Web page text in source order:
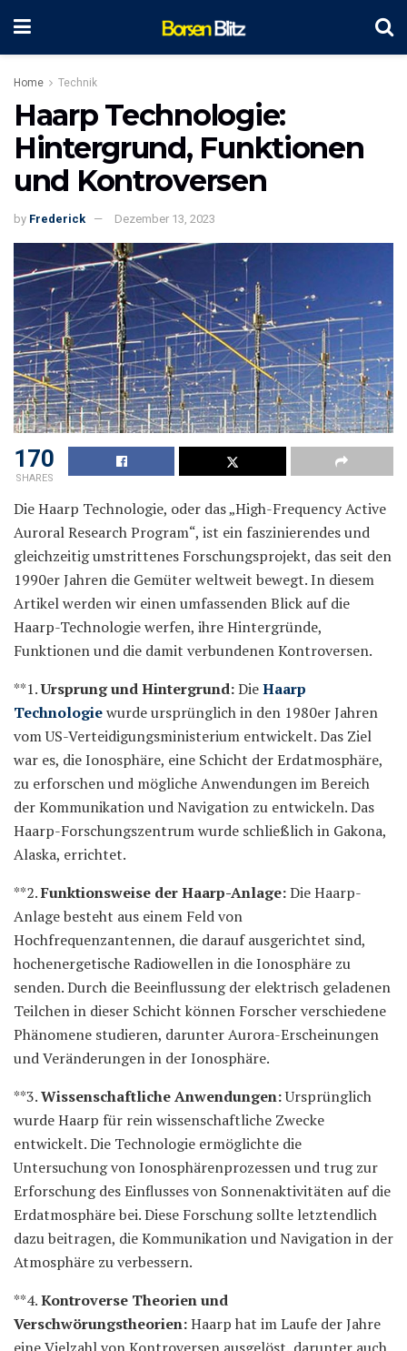
Home Technik
Haarp Technologie:
Hintergrund, Funktionen
und Kontroversen
by Frederick Dezember 13, 2023
170
SHARES
Die Haarp Technologie, oder das „High-Frequency Active
Auroral Research Program“, ist ein faszinierendes und
gleichzeitig umstrittenes Forschungsprojekt, das seit den
1990er Jahren die Gemüter weltweit bewegt. In diesem
Artikel werden wir einen umfassenden Blick auf die
Haarp-Technologie werfen, ihre Hintergründe,
Funktionen und die damit verbundenen Kontroversen.
**1.Ursprung und Hintergrund:DieHaarp
Technologiewurde ursprünglich in den 1980er Jahren
vom US-Verteidigungsministerium entwickelt. Das Ziel
war es, die Ionosphäre, eine Schicht der Erdatmosphäre,
zu erforschen und mögliche Anwendungen im Bereich
der Kommunikation und Navigation zu entwickeln. Das
Haarp-Forschungszentrum wurde schließlich in Gakona,
Alaska, errichtet.
**2.Funktionsweise der Haarp-Anlage:Die Haarp-
Anlage besteht aus einem Feld von
Hochfrequenzantennen, die darauf ausgerichtet sind,
hochenergetische Radiowellen in die Ionosphäre zu
senden. Durch die Beeinflussung der elektrisch geladenen
Teilchen in dieser Schicht können Forscher verschiedene
Phänomene studieren, darunter Aurora-Erscheinungen
und Veränderungen in der Ionosphäre.
**3.Wissenschaftliche Anwendungen:Ursprünglich
wurde Haarp für rein wissenschaftliche Zwecke
entwickelt. Die Technologie ermöglichte die
Untersuchung von Ionosphärenprozessen und trug zur
Erforschung des Einflusses von Sonnenaktivitäten auf die
Erdatmosphäre bei. Diese Forschung sollte letztendlich
dazu beitragen, die Kommunikation und Navigation in der
Atmosphäre zu verbessern.
**4.Kontroverse Theorien und
Verschwörungstheorien:Haarp hat im Laufe der Jahre